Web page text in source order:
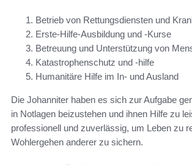
Betrieb von Rettungsdiensten und
Erste-Hilfe-Ausbildung und -Kurse
Betreuung und Unterstützung von
Katastrophenschutz und -hilfe
Humanitäre Hilfe im In- und Ausland
Die Johanniter haben es sich zur Aufgabe
in Notlagen beizustehen und ihnen Hilfe zu
professionell und zuverlässig, um Leben zu
Wohlergehen anderer zu sichern.